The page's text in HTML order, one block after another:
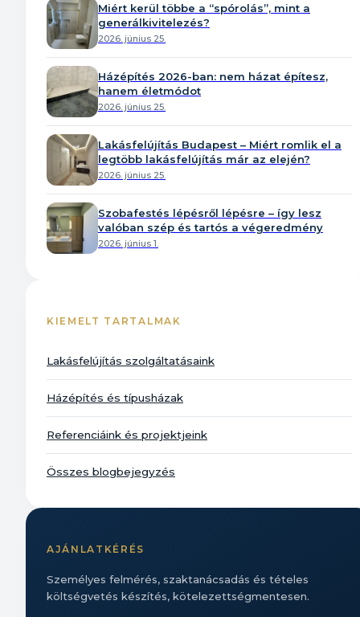
Miért kerül többe a “spórolás”, mint a
generálkivitelezés?
2026. június 25.
Házépítés 2026-ban: nem házat építesz,
hanem életmódot
2026. június 25.
Lakásfelújítás Budapest – Miért romlik el a
legtöbb lakásfelújítás már az elején?
2026. június 25.
Szobafestés lépésről lépésre – így lesz
valóban szép és tartós a végeredmény
2026. június 1.
KIEMELT TARTALMAK
Lakásfelújítás szolgáltatásaink
Házépítés és típusházak
Referenciáink és projektjeink
Összes blogbejegyzés
AJÁNLATKÉRÉS
Személyes felmérés, szaktanácsadás és tételes
költségvetés készítés, kötelezettségmentesen.